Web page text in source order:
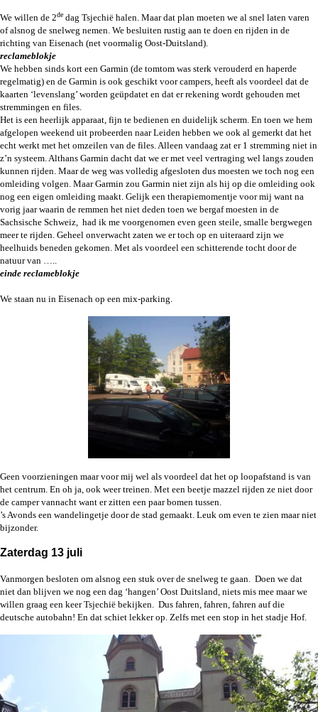
We willen de 2de dag Tsjechië halen. Maar dat plan moeten we al snel laten varen
of alsnog de snelweg nemen. We besluiten rustig aan te doen en rijden in de
richting van Eisenach (net voormalig Oost-Duitsland).
reclameblokje
We hebben sinds kort een Garmin (de tomtom was sterk verouderd en haperde
regelmatig) en de Garmin is ook geschikt voor campers, heeft als voordeel dat de
kaarten ‘levenslang’ worden geüpdatet en dat er rekening wordt gehouden met
stremmingen en files.
Het is een heerlijk apparaat, fijn te bedienen en duidelijk scherm. En toen we hem
afgelopen weekend uit probeerden naar Leiden hebben we ook al gemerkt dat het
echt werkt met het omzeilen van de files. Alleen vandaag zat er 1 stremming niet in
z’n systeem. Althans Garmin dacht dat we er met veel vertraging wel langs zouden
kunnen rijden. Maar de weg was volledig afgesloten dus moesten we toch nog een
omleiding volgen. Maar Garmin zou Garmin niet zijn als hij op die omleiding ook
nog een eigen omleiding maakt. Gelijk een therapiemomentje voor mij want na
vorig jaar waarin de remmen het niet deden toen we bergaf moesten in de
Sachsische Schweiz, had ik me voorgenomen even geen steile, smalle bergwegen
meer te rijden. Geheel onverwacht zaten we er toch op en uiteraard zijn we
heelhuids beneden gekomen. Met als voordeel een schitterende tocht door de
natuur van …..
einde reclameblokje
We staan nu in Eisenach op een mix-parking.
Geen voorzieningen maar voor mij wel als voordeel dat het op loopafstand is van
het centrum. En oh ja, ook weer treinen. Met een beetje mazzel rijden ze niet door
de camper vannacht want er zitten een paar bomen tussen.
’s Avonds een wandelingetje door de stad gemaakt. Leuk om even te zien maar niet
bijzonder.
Zaterdag 13 juli
Vanmorgen besloten om alsnog een stuk over de snelweg te gaan. Doen we dat
niet dan blijven we nog een dag ‘hangen’ Oost Duitsland, niets mis mee maar we
willen graag een keer Tsjechië bekijken. Dus fahren, fahren, fahren auf die
deutsche autobahn! En dat schiet lekker op. Zelfs met een stop in het stadje Hof.